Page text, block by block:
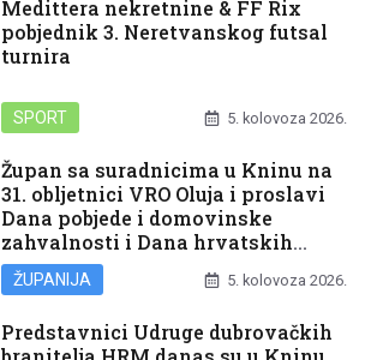
Medittera nekretnine & FF Rix
pobjednik 3. Neretvanskog futsal
turnira
SPORT 5. kolovoza 2026.
Župan sa suradnicima u Kninu na
31. obljetnici VRO Oluja i proslavi
Dana pobjede i domovinske
zahvalnosti i Dana hrvatskih
branitelja
ŽUPANIJA 5. kolovoza 2026.
Predstavnici Udruge dubrovačkih